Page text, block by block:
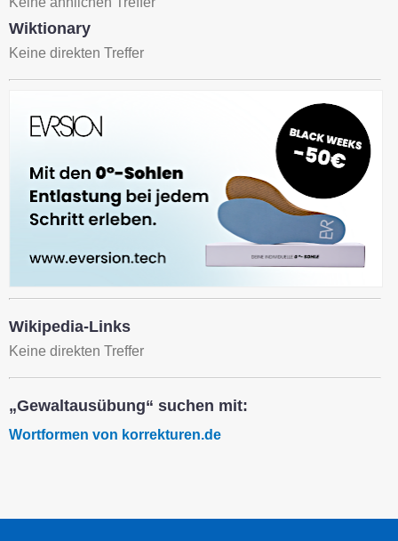
Wiktionary
Keine direkten Treffer
Wikipedia-Links
Keine direkten Treffer
„Gewaltausübung“ suchen mit:
Wortformen von korrekturen.de